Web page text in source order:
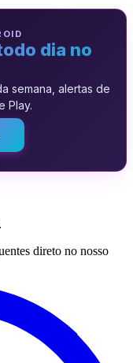
dia no
semana, alertas de
Play.
direto no nosso